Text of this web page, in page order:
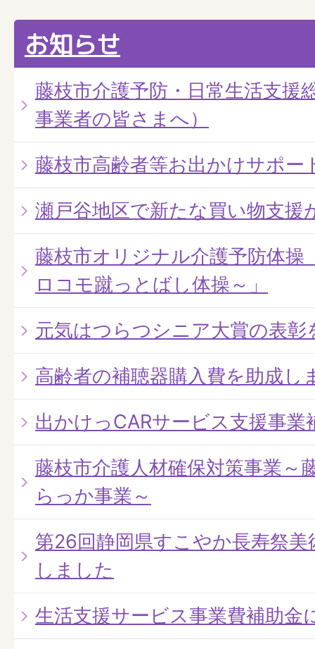
お知らせ
藤枝市介護予防・日常生活支援
事業者の皆さまへ）
藤枝市高齢者等お出かけサポー
瀬戸谷地区で新たな買い物支援
藤枝市オリジナル介護予防体操
ロコモ蹴っとばし体操～」
元気はつらつシニア大賞の表彰
高齢者の補聴器購入費を助成し
出かけっCARサービス支援事業
藤枝市介護人材確保対策事業～
らっか事業～
第26回静岡県すこやか長寿祭
しました
生活支援サービス事業費補助金